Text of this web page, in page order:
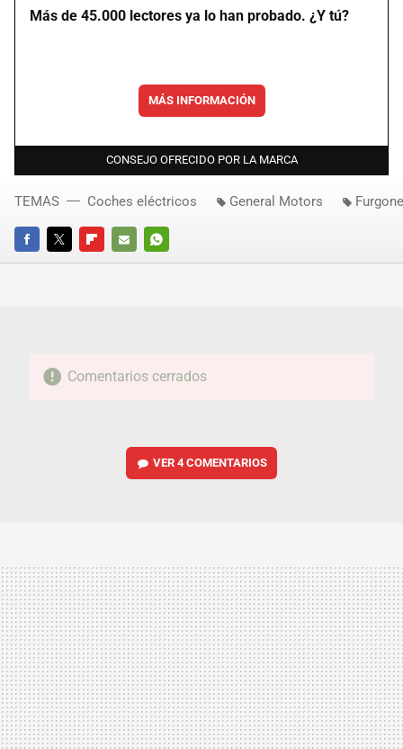
Más de 45.000 lectores ya lo han probado. ¿Y tú?
MÁS INFORMACIÓN
CONSEJO OFRECIDO POR LA MARCA
FACEBOOKTWITTERFLIPBOARD
E-
WHATSAPP
TEMAS Coches eléctricos General Motors
Comentarios cerrados
VER4 COMENTARIOS